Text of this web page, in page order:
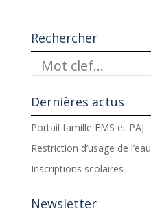
Rechercher
Dernières actus
Portail famille EMS et PAJ
Restriction d’usage de l’eau
Inscriptions scolaires
Newsletter